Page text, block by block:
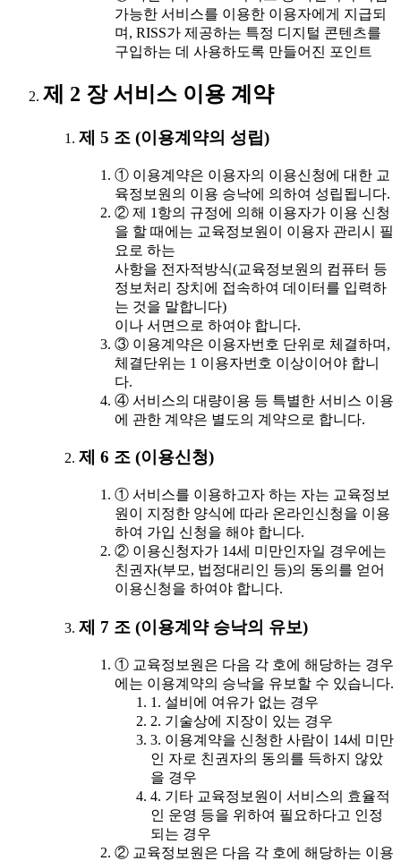
가능한 서비스를 이용한 이용자에게 지급되
며, RISS가 제공하는 특정 디지털 콘텐츠를
구입하는 데 사용하도록 만들어진 포인트
제 2 장 서비스 이용 계약
제 5 조 (이용계약의 성립)
① 이용계약은 이용자의 이용신청에 대한 교
육정보원의 이용 승낙에 의하여 성립됩니다.
② 제 1항의 규정에 의해 이용자가 이용 신청
을 할 때에는 교육정보원이 이용자 관리시 필
요로 하는
사항을 전자적방식(교육정보원의 컴퓨터 등
정보처리 장치에 접속하여 데이터를 입력하
는 것을 말합니다)
이나 서면으로 하여야 합니다.
③ 이용계약은 이용자번호 단위로 체결하며,
체결단위는 1 이용자번호 이상이어야 합니
다.
④ 서비스의 대량이용 등 특별한 서비스 이용
에 관한 계약은 별도의 계약으로 합니다.
제 6 조 (이용신청)
① 서비스를 이용하고자 하는 자는 교육정보
원이 지정한 양식에 따라 온라인신청을 이용
하여 가입 신청을 해야 합니다.
② 이용신청자가 14세 미만인자일 경우에는
친권자(부모, 법정대리인 등)의 동의를 얻어
이용신청을 하여야 합니다.
제 7 조 (이용계약 승낙의 유보)
① 교육정보원은 다음 각 호에 해당하는 경우
에는 이용계약의 승낙을 유보할 수 있습니다.
1. 설비에 여유가 없는 경우
2. 기술상에 지장이 있는 경우
3. 이용계약을 신청한 사람이 14세 미만
인 자로 친권자의 동의를 득하지 않았
을 경우
4. 기타 교육정보원이 서비스의 효율적
인 운영 등을 위하여 필요하다고 인정
되는 경우
② 교육정보원은 다음 각 호에 해당하는 이용